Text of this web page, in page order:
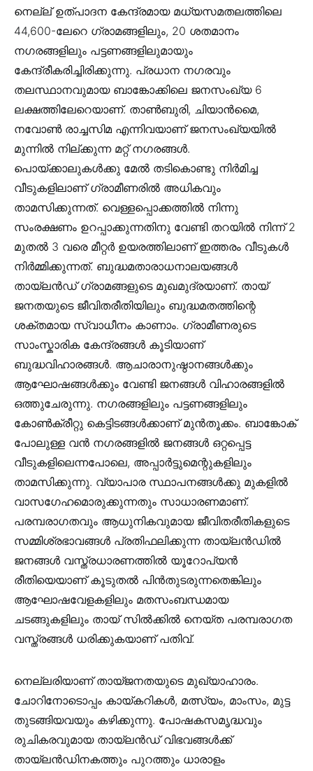
നെല്ല് ഉത്പാദന കേന്ദ്രമായ മധ്യസമതലത്തിലെ
44,600-ലേറെ ഗ്രാമങ്ങളിലും, 20 ശതമാനം
നഗരങ്ങളിലും പട്ടണങ്ങളിലുമായും
കേന്ദ്രീകരിച്ചിരിക്കുന്നു. പ്രധാന നഗരവും
തലസ്ഥാനവുമായ ബാങ്കോക്കിലെ ജനസംഖ്യ 6
ലക്ഷത്തിലേറെയാണ്. താൺബുരി, ചിയാൻമൈ,
നവോൺ രാച്ചസിമ എന്നിവയാണ് ജനസംഖ്യയിൽ
മുന്നിൽ നില്ക്കുന്ന മറ്റ് നഗരങ്ങൾ.
പൊയ്ക്കാലുകൾക്കു മേൽ തടികൊണ്ടു നിർമിച്ച
വീടുകളിലാണ് ഗ്രാമീണരിൽ അധികവും
താമസിക്കുന്നത്. വെള്ളപ്പൊക്കത്തിൽ നിന്നു
സംരക്ഷണം ഉറപ്പാക്കുന്നതിനു വേണ്ടി തറയിൽ നിന്ന് 2
മുതൽ 3 വരെ മീറ്റർ ഉയരത്തിലാണ് ഇത്തരം വീടുകൾ
നിർമ്മിക്കുന്നത്. ബുദ്ധമതാരാധനാലയങ്ങൾ
തായ്ലൻഡ് ഗ്രാമങ്ങളുടെ മുഖമുദ്രയാണ്. തായ്
ജനതയുടെ ജീവിതരീതിയിലും ബുദ്ധമതത്തിന്റെ
ശക്തമായ സ്വാധീനം കാണാം. ഗ്രാമീണരുടെ
സാംസ്കാരിക കേന്ദ്രങ്ങൾ കൂടിയാണ്
ബുദ്ധവിഹാരങ്ങൾ. ആചാരാനുഷ്ഠാനങ്ങൾക്കും
ആഘോഷങ്ങൾക്കും വേണ്ടി ജനങ്ങൾ വിഹാരങ്ങളിൽ
ഒത്തുചേരുന്നു. നഗരങ്ങളിലും പട്ടണങ്ങളിലും
കോൺക്രീറ്റു കെട്ടിടങ്ങൾക്കാണ് മുൻതൂക്കം. ബാങ്കോക്
പോലുള്ള വൻ നഗരങ്ങളിൽ ജനങ്ങൾ ഒറ്റപ്പെട്ട
വീടുകളിലെന്നപോലെ, അപ്പാർട്ടുമെന്റുകളിലും
താമസിക്കുന്നു. വ്യാപാര സ്ഥാപനങ്ങൾക്കു മുകളിൽ
വാസഗേഹമൊരുക്കുന്നതും സാധാരണമാണ്.
പരമ്പരാഗതവും ആധുനികവുമായ ജീവിതരീതികളുടെ
സമ്മിശ്രഭാവങ്ങൾ പ്രതിഫലിക്കുന്ന തായ്ലൻഡിൽ
ജനങ്ങൾ വസ്ത്രധാരണത്തിൽ യൂറോപ്യൻ
രീതിയെയാണ് കൂടുതൽ പിൻതുടരുന്നതെങ്കിലും
ആഘോഷവേളകളിലും മതസംബന്ധമായ
ചടങ്ങുകളിലും തായ് സിൽക്കിൽ നെയ്ത പരമ്പരാഗത
വസ്ത്രങ്ങൾ ധരിക്കുകയാണ് പതിവ്.
നെല്ലരിയാണ് തായ്ജനതയുടെ മുഖ്യാഹാരം.
ചോറിനോടൊപ്പം കായ്കറികൾ, മത്സ്യം, മാംസം, മുട്ട
തുടങ്ങിയവയും കഴിക്കുന്നു. പോഷകസമൃദ്ധവും
രുചികരവുമായ തായ്ലൻഡ് വിഭവങ്ങൾക്ക്
തായ്ലൻഡിനകത്തും പുറത്തും ധാരാളം